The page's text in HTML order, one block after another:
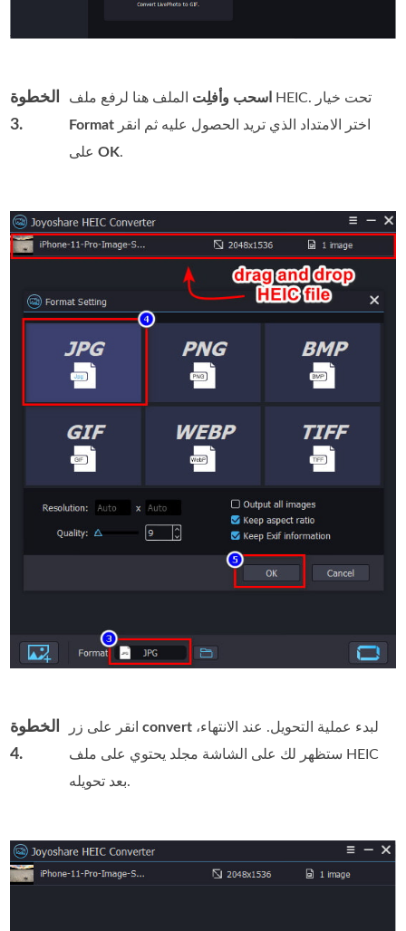
الخطوة
3.
اسحب وأفلِت
الملف هنا لرفع ملف HEIC. تحت خيار
Format
علىOK.
الخطوة
4.
انقر على زرconvert
ستظهر لك على الشاشة مجلد يحتوي على ملف HEIC
بعد تحويله.